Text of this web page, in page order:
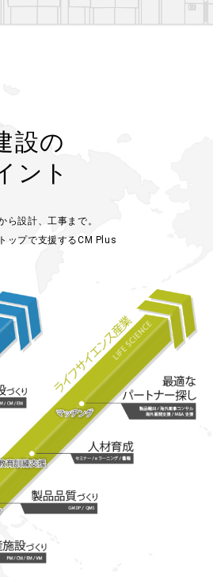
設の
ント
ら設計、工事まで。
ップで支援するCM Plus